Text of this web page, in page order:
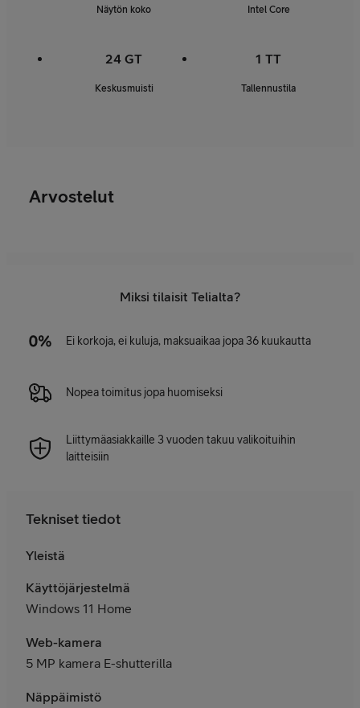
Näytön koko Intel Core
24 GT
Keskusmuisti
1 TT
Tallennustila
Arvostelut
Miksi tilaisit Telialta?
Ei korkoja, ei kuluja, maksuaikaa jopa 36 kuukautta
Nopea toimitus jopa huomiseksi
Liittymäasiakkaille 3 vuoden takuu valikoituihin
laitteisiin
Tekniset tiedot
Yleistä
Käyttöjärjestelmä
Windows 11 Home
Web-kamera
5 MP kamera E-shutterilla
Näppäimistö